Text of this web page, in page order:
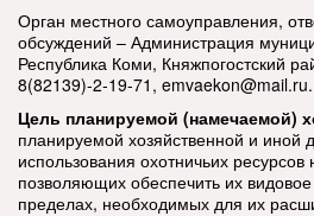
Орган местного самоуправления,
обсуждений – Администрация
Республика Коми, Княжпогостский
8(82139)-2-19-71, emvaekon@mail.ru.
Цель планируемой (намечаемой)
планируемой хозяйственной и иной
использования охотничьих
позволяющих обеспечить их
пределах, необходимых для их